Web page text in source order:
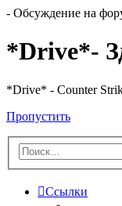
- Обсуждение на
*Drive*-
*Drive* - Counter
Пропустить
Ссылки